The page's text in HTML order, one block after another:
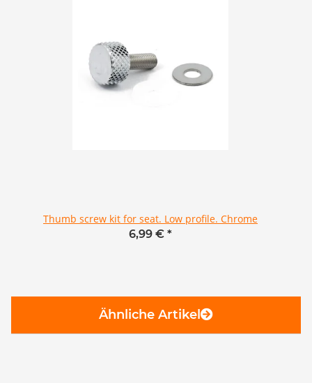
Thumb screw kit for seat. Low profile. Chrome
6,99 € *
Ähnliche Artikel